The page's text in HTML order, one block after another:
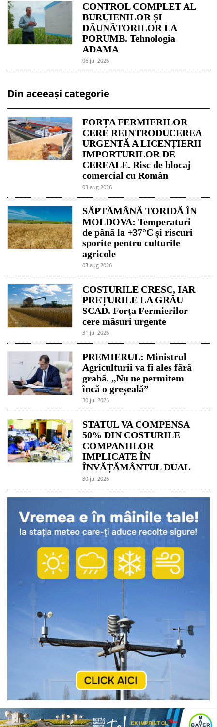
CONTROL COMPLET AL
BURUIENILOR ȘI
DĂUNĂTORILOR LA
PORUMB. Tehnologia
ADAMA
06 jul 2026
Din aceeași categorie
FORȚA FERMIERILOR
CERE REINTRODUCEREA
URGENTĂ A LICENȚIERII
IMPORTURILOR DE
CEREALE. Risc de blocaj
comercial cu Român
03 aug 2026
SĂPTĂMÂNĂ TORIDĂ ÎN
MOLDOVA: Temperaturi
de până la +37°C și riscuri
sporite pentru culturile
agricole
03 aug 2026
COSTURILE CRESC, IAR
PREȚURILE LA GRÂU
SCAD. Forța Fermierilor
cere măsuri urgente
31 jul 2026
PREMIERUL: Ministrul
Agriculturii va fi ales fără
grabă. „Nu ne permitem
încă o greșeală”
30 jul 2026
STATUL VA COMPENSA
50% DIN COSTURILE
COMPANIILOR
IMPLICATE ÎN
ÎNVĂȚĂMÂNTUL DUAL
30 jul 2026